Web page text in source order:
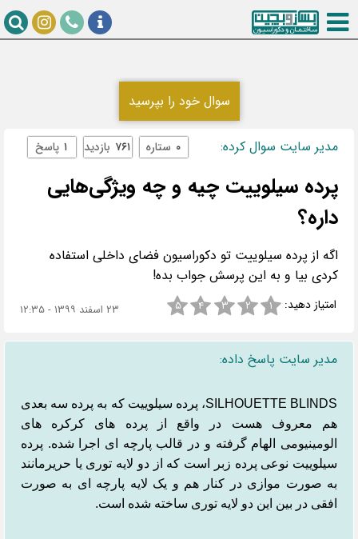
سوال خود را بپرسید
مدیر سایت سوال کرده: پاسخ ۷۶۱ بازدید ستاره
پرده سیلوییت چیه و چه ویژگی‌هایی
داره؟
اگه از پرده سیلوییت تو دکوراسیون فضای داخلی استفاده
کردی بیا و به این پرسش جواب بده!
امتیاز دهید: ۱ ۲ ۳ ۴ ۵ ۲۳ اسفند ۱۳۹۹ - ۱۲:۳۵
مدیر سایت پاسخ داده:
SILHOUETTE BLINDS، پرده سیلوییت که به پرده سه بعدی
هم معروف هست در واقع از پرده های کرکره های
الومینیومی الهام گرفته و در قالب پارچه ای اجرا شده. پرده
سیلوییت نوعی پرده زبر است که از دو لایه توری یا حریرمانند
به صورت موازی در کنار هم و یک لایه پارچه ای به صورت
افقی در بین این دو لایه توری ساخته شده است.